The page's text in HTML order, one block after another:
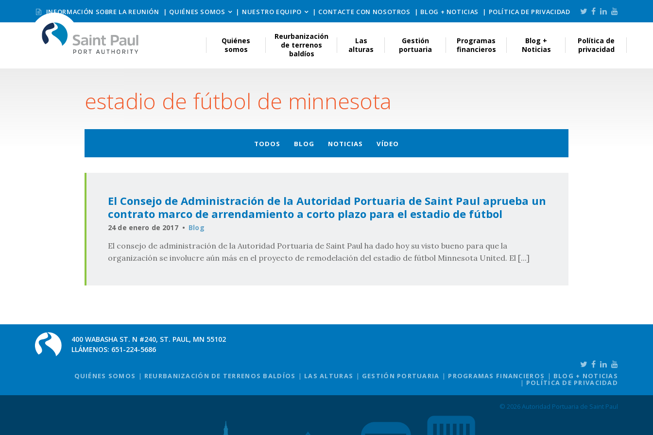
INFORMACIÓN SOBRE LA REUNIÓN QUIÉNES SOMOS NUESTRO EQUIPO CONTACTE CON NOSOTROS BLOG + NOTICIAS POLÍTICA DE PRIVACIDAD
Quiénes
somos
Reurbanización
de terrenos
baldíos
Las
alturas
Gestión
portuaria
Programas
financieros
Blog +
Noticias
Política de
privacidad
estadio de fútbol de minnesota
TODOS BLOG NOTICIAS VÍDEO
El Consejo de Administración de la Autoridad Portuaria de Saint Paul aprueba un
contrato marco de arrendamiento a corto plazo para el estadio de fútbol
24 de enero de 2017 Blog
El consejo de administración de la Autoridad Portuaria de Saint Paul ha dado hoy su visto bueno para que la
organización se involucre aún más en el proyecto de remodelación del estadio de fútbol Minnesota United. El [...]
400 WABASHA ST. N #240, ST. PAUL, MN 55102
LLÁMENOS: 651-224-5686
QUIÉNES SOMOS REURBANIZACIÓN DE TERRENOS BALDÍOS LAS ALTURAS GESTIÓN PORTUARIA PROGRAMAS FINANCIEROS BLOG + NOTICIAS
POLÍTICA DE PRIVACIDAD
© 2026 Autoridad Portuaria de Saint Paul